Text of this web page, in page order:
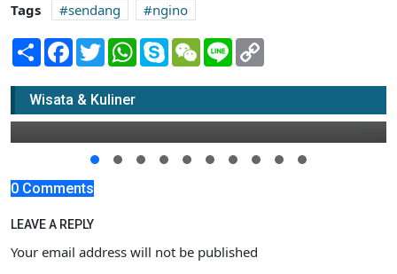
Tags sendang
ngino
Share Facebook
TwitterWhatsApp
SkypeWeChatLine
Wisata & Kuliner
Pokdarwis Ngino Terus Benahi Fasilitas
01 Juli 2018 18:00
0 Comments
LEAVE A REPLY
Your email address will not be published